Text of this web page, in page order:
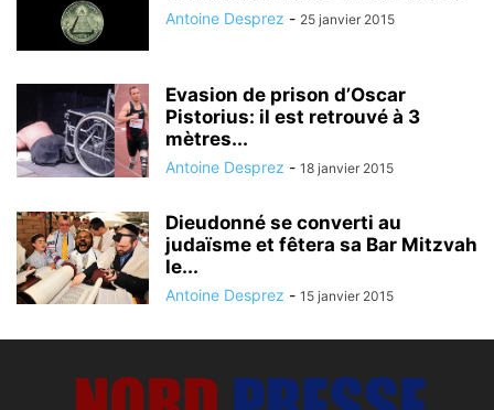
Antoine Desprez - 25 janvier 2015
Evasion de prison d’Oscar
Pistorius: il est retrouvé à 3
mètres...
Antoine Desprez - 18 janvier 2015
Dieudonné se converti au
judaïsme et fêtera sa Bar Mitzvah
le...
Antoine Desprez - 15 janvier 2015